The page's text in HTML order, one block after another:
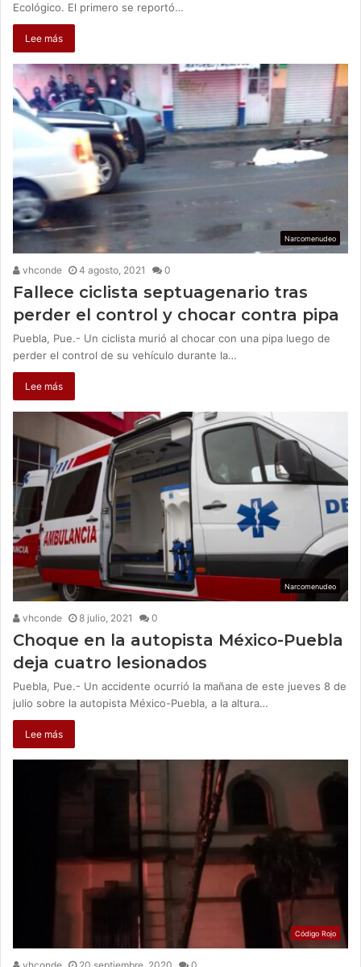
Ecológico. El primero se reportó…
Lee más
Narcomenudeo
vhconde 4 agosto, 2021 0
Fallece ciclista septuagenario tras
perder el control y chocar contra pipa
Puebla, Pue.- Un ciclista murió al chocar con una pipa luego de
perder el control de su vehículo durante la…
Lee más
Narcomenudeo
vhconde 8 julio, 2021 0
Choque en la autopista México-Puebla
deja cuatro lesionados
Puebla, Pue.- Un accidente ocurrió la mañana de este jueves 8 de
julio sobre la autopista México-Puebla, a la altura…
Lee más
Código Rojo